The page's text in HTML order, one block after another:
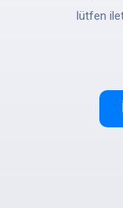
lütfen